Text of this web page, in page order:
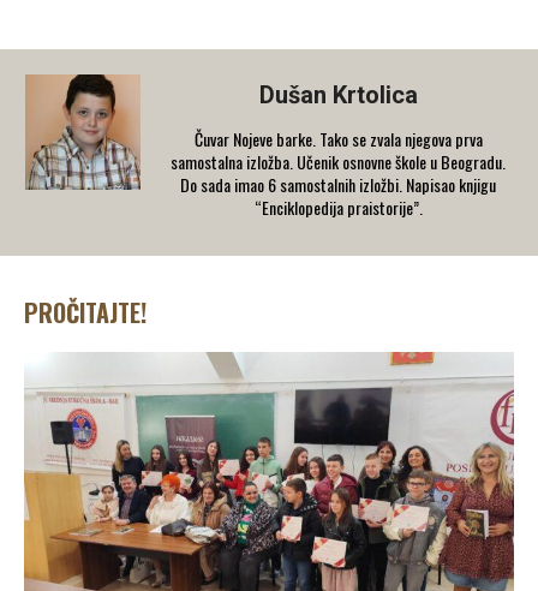
Dušan Krtolica
Čuvar Nojeve barke. Tako se zvala njegova prva
samostalna izložba. Učenik osnovne škole u Beogradu.
Do sada imao 6 samostalnih izložbi. Napisao knjigu
“Enciklopedija praistorije”.
PROČITAJTE!